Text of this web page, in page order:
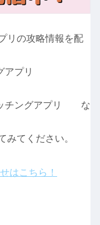
リの攻略情報を配
アプリ
ッチングアプリ な
みてください。
はこちら！